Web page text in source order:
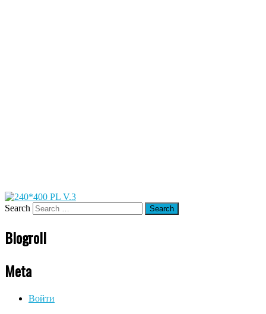
Search
Blogroll
Meta
Войти